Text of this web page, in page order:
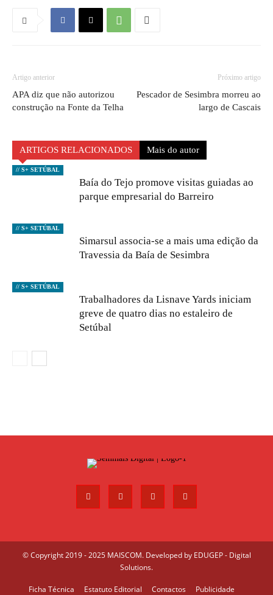
Artigo anterior
APA diz que não autorizou
construção na Fonte da Telha
Próximo artigo
Pescador de Sesimbra morreu ao
largo de Cascais
ARTIGOS RELACIONADOS Mais do autor
// S+ SETÚBAL
Baía do Tejo promove visitas guiadas ao
parque empresarial do Barreiro
// S+ SETÚBAL
Simarsul associa-se a mais uma edição da
Travessia da Baía de Sesimbra
// S+ SETÚBAL
Trabalhadores da Lisnave Yards iniciam
greve de quatro dias no estaleiro de
Setúbal
© Copyright 2019 - 2025 MAISCOM. Developed by EDUGEP - Digital
Solutions.
Ficha Técnica Estatuto Editorial Contactos Publicidade